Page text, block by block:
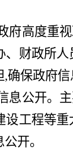
府高度重
、财政所
,确保政府
息公开。
设工程等
开。